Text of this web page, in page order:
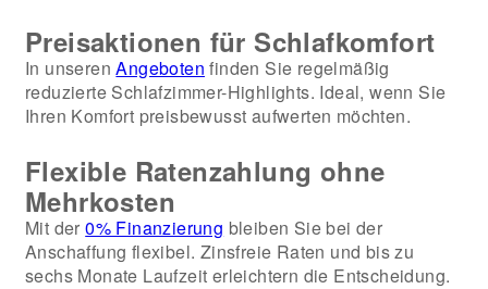
Preisaktionen für Schlafkomfort
In unserenAngeboten finden Sie regelmäßig
reduzierte Schlafzimmer-Highlights. Ideal, wenn Sie
Ihren Komfort preisbewusst aufwerten möchten.
Flexible Ratenzahlung ohne
Mehrkosten
Mit der0% Finanzierung bleiben Sie bei der
Anschaffung flexibel. Zinsfreie Raten und bis zu
sechs Monate Laufzeit erleichtern die Entscheidung.